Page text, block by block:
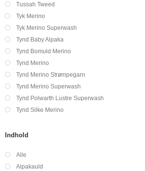
Tussah Tweed
Tyk Merino
Tyk Merino Superwash
Tynd Baby Alpaka
Tynd Bomuld Merino
Tynd Merino
Tynd Merino Strømpegarn
Tynd Merino Superwash
Tynd Polwarth Lustre Superwash
Tynd Silke Merino
Indhold
Alle
Alpakauld